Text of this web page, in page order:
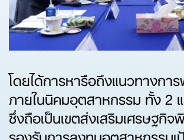
โดยได้การหารือถึงแนวทางก
ภายในนิคมอุตสาหกรรม ทั้ง 2
ซึ่งถือเป็นเขตส่งเสริมเศรษฐกิจ